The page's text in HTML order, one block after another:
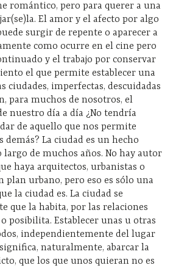
romántico, pero para querer a una
El amor y el afecto por algo
surgir de repente o aparecer a
como ocurre en el cine pero
y el trabajo por conservar
el que permite establecer una
ciudades, imperfectas, descuidadas
para muchos de nosotros, el
nuestro día a día ¿No tendría
de aquello que nos permite
La ciudad es un hecho
largo de muchos años. No hay autor
haya arquitectos, urbanistas o
plan urbano, pero eso es sólo una
la ciudad es. La ciudad se
que la habita, por las relaciones
posibilita. Establecer unas u otras
independientemente del lugar
naturalmente, abarcar la
que los que unos quieran no es